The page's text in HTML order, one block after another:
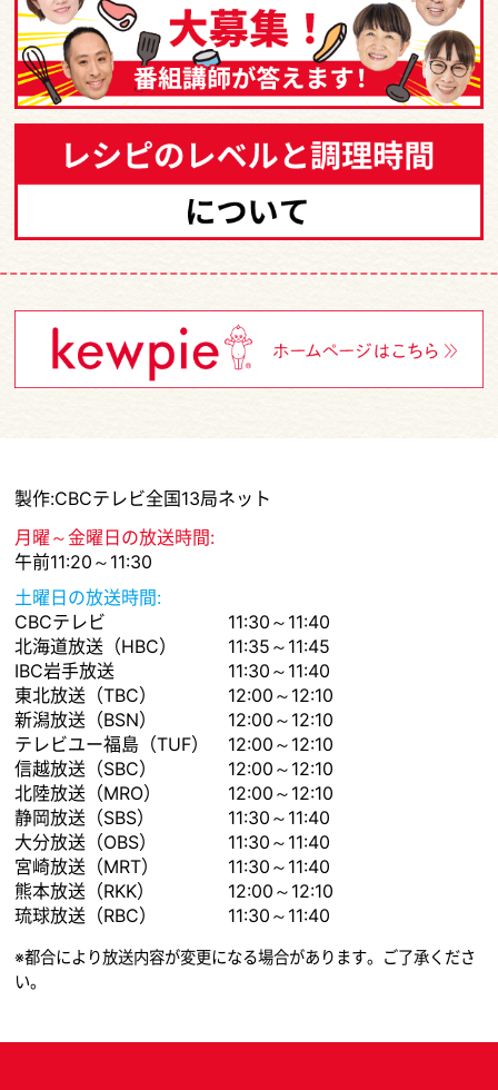
製作:CBCテレビ全国13局ネット
月曜～金曜日の放送時間:
午前11:20～11:30
土曜日の放送時間:
CBCテレビ
11:30～11:40
北海道放送（HBC）
11:35～11:45
IBC岩手放送
11:30～11:40
東北放送（TBC）
12:00～12:10
新潟放送（BSN）
12:00～12:10
テレビユー福島（TUF）
12:00～12:10
信越放送（SBC）
12:00～12:10
北陸放送（MRO）
12:00～12:10
静岡放送（SBS）
11:30～11:40
大分放送（OBS）
11:30～11:40
宮崎放送（MRT）
11:30～11:40
熊本放送（RKK）
12:00～12:10
琉球放送（RBC）
11:30～11:40
※都合により放送内容が変更になる場合があります。ご了承くださ
い。